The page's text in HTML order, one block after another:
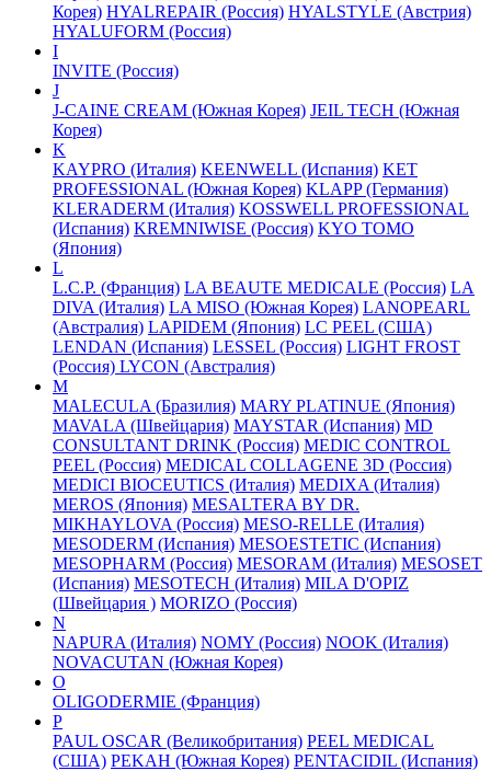
Корея) HYALREPAIR (Россия) HYALSTYLE (Австрия)
HYALUFORM (Россия)
I
INVITE (Россия)
J
J-CAINE CREAM (Южная Корея) JEIL TECH (Южная
Корея)
K
KAYPRO (Италия) KEENWELL (Испания) KET
PROFESSIONAL (Южная Корея) KLAPP (Германия)
KLERADERM (Италия) KOSSWELL PROFESSIONAL
(Испания) KREMNIWISE (Россия) KYO TOMO
(Япония)
L
L.C.P. (Франция) LA BEAUTE MEDICALE (Россия) LA
DIVA (Италия) LA MISO (Южная Корея) LANOPEARL
(Австралия) LAPIDEM (Япония) LC PEEL (США)
LENDAN (Испания) LESSEL (Россия) LIGHT FROST
(Россия) LYCON (Австралия)
M
MALECULA (Бразилия) MARY PLATINUE (Япония)
MAVALA (Швейцария) MAYSTAR (Испания) MD
CONSULTANT DRINK (Россия) MEDIC CONTROL
PEEL (Россия) MEDICAL COLLAGENE 3D (Россия)
MEDICI BIOCEUTICS (Италия) MEDIXA (Италия)
MEROS (Япония) MESALTERA BY DR.
MIKHAYLOVA (Россия) MESO-RELLE (Италия)
MESODERM (Испания) MESOESTETIC (Испания)
MESOPHARM (Россия) MESORAM (Италия) MESOSET
(Испания) MESOTECH (Италия) MILA D'OPIZ
(Швейцария ) MORIZO (Россия)
N
NAPURA (Италия) NOMY (Россия) NOOK (Италия)
NOVACUTAN (Южная Корея)
O
OLIGODERMIE (Франция)
P
PAUL OSCAR (Великобритания) PEEL MEDICAL
(США) PEKAH (Южная Корея) PENTACIDIL (Испания)